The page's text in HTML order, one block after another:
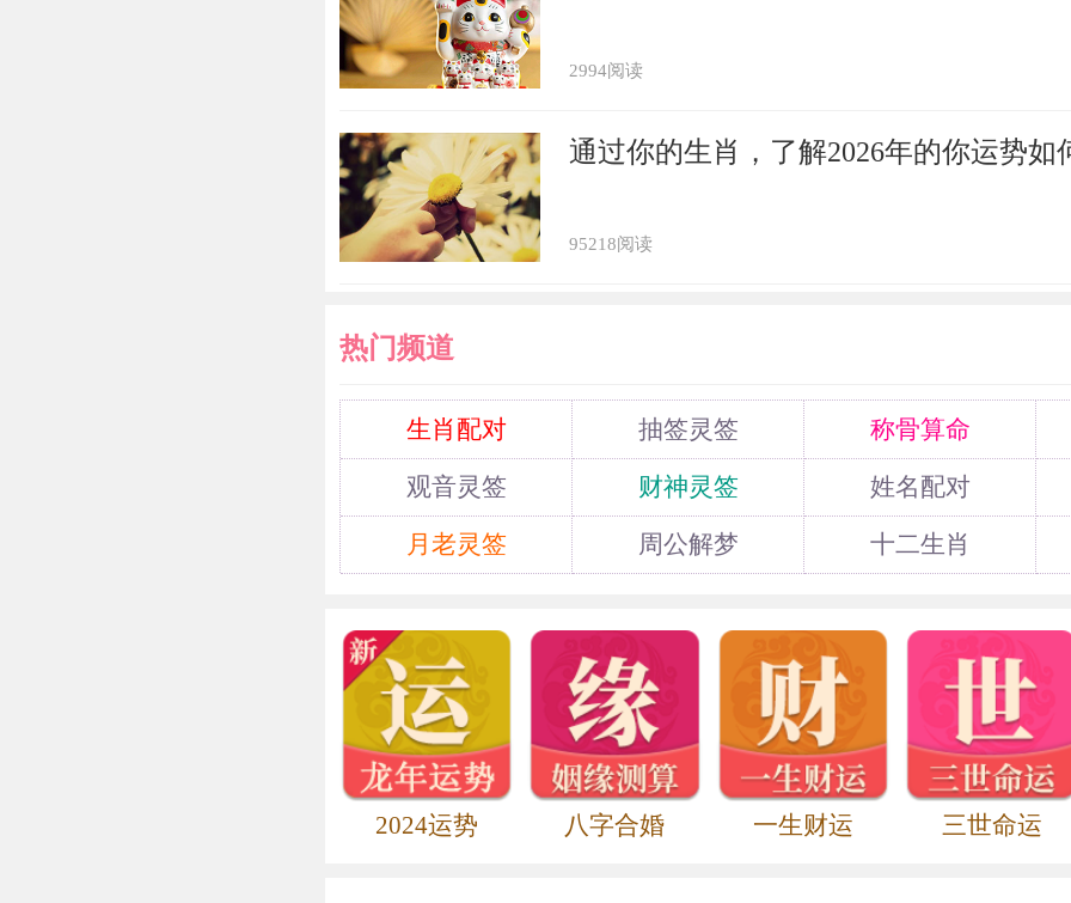
2994阅读
通过你的生肖，了解2026年的你运势如
95218阅读
热门频道
生肖配对 抽签灵签
称骨算命
观音灵签
财神灵签
姓名配对
月老灵签
周公解梦 十二生肖
2024运势 八字合婚 一生财运 三世命运